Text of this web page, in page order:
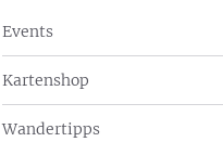
Events
Kartenshop
Wandertipps